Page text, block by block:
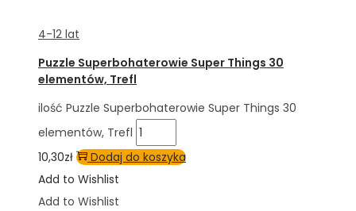
4-12 lat
Puzzle Superbohaterowie Super Things 30
elementów, Trefl
ilość Puzzle Superbohaterowie Super Things 30
elementów, Trefl
10,30zł
Dodaj do koszyka
Add to Wishlist
Add to Wishlist